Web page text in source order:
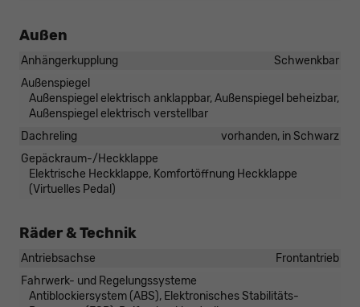
Außen
Anhängerkupplung
Schwenkbar
Außenspiegel
Außenspiegel elektrisch anklappbar, Außenspiegel beheizbar,
Außenspiegel elektrisch verstellbar
Dachreling
vorhanden, in Schwarz
Gepäckraum-/Heckklappe
Elektrische Heckklappe, Komfortöffnung Heckklappe
(Virtuelles Pedal)
Räder & Technik
Antriebsachse
Frontantrieb
Fahrwerk- und Regelungssysteme
Antiblockiersystem (ABS), Elektronisches Stabilitäts-